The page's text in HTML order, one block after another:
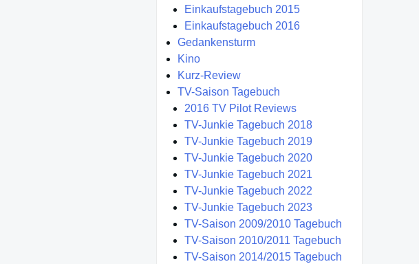
Einkaufstagebuch 2015
Einkaufstagebuch 2016
Gedankensturm
Kino
Kurz-Review
TV-Saison Tagebuch
2016 TV Pilot Reviews
TV-Junkie Tagebuch 2018
TV-Junkie Tagebuch 2019
TV-Junkie Tagebuch 2020
TV-Junkie Tagebuch 2021
TV-Junkie Tagebuch 2022
TV-Junkie Tagebuch 2023
TV-Saison 2009/2010 Tagebuch
TV-Saison 2010/2011 Tagebuch
TV-Saison 2014/2015 Tagebuch